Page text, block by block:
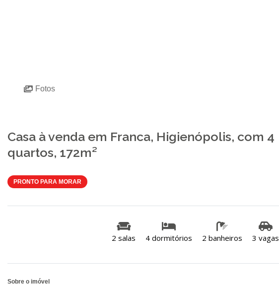
Fotos
Casa à venda em Franca, Higienópolis, com 4
quartos, 172m²
PRONTO PARA MORAR
2 salas 4 dormitórios 2 banheiros 3 vagas
Sobre o imóvel